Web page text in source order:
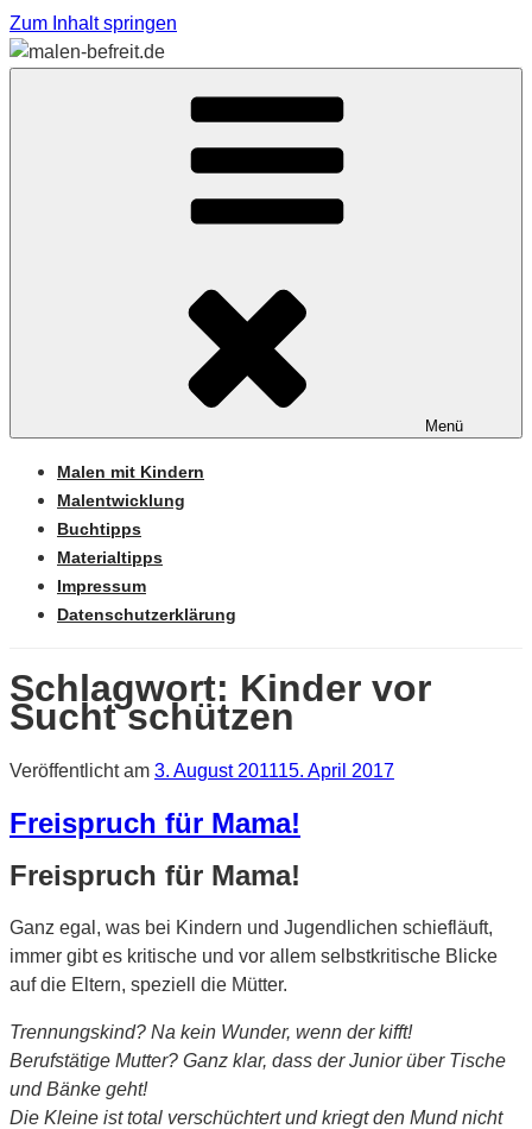
Zum Inhalt springen
MALEN-BEFREIT.DE
Sabine Feickert – Atelier für begleitetes Malen
Menü
Malen mit Kindern
Malentwicklung
Buchtipps
Materialtipps
Impressum
Datenschutzerklärung
Schlagwort: Kinder vor
Sucht schützen
Veröffentlicht am 3. August 201115. April 2017
Freispruch für Mama!
Freispruch für Mama!
Ganz egal, was bei Kindern und Jugendlichen schiefläuft,
immer gibt es kritische und vor allem selbstkritische Blicke
auf die Eltern, speziell die Mütter.
Trennungskind? Na kein Wunder, wenn der kifft!
Berufstätige Mutter? Ganz klar, dass der Junior über Tische
und Bänke geht!
Die Kleine ist total verschüchtert und kriegt den Mund nicht